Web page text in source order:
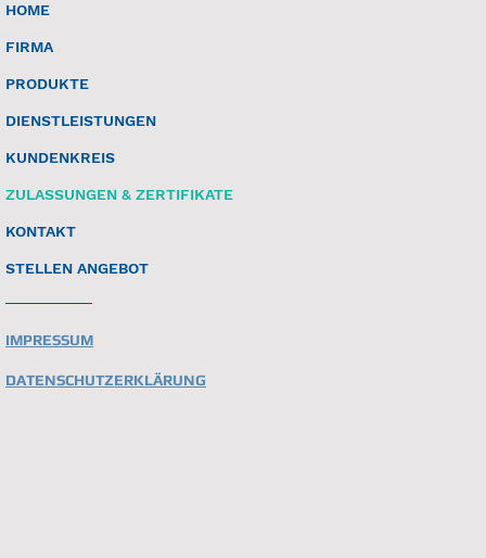
HOME
FIRMA
PRODUKTE
DIENSTLEISTUNGEN
KUNDENKREIS
ZULASSUNGEN & ZERTIFIKATE
KONTAKT
STELLEN ANGEBOT
IMPRESSUM
DATENSCHUTZERKLÄRUNG